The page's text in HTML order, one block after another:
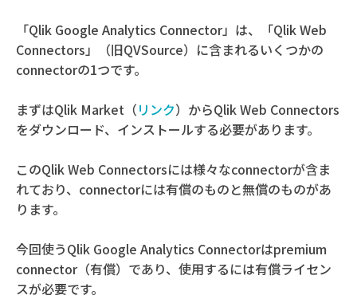
「Qlik Google Analytics Connector」は、「Qlik Web
Connectors」（旧QVSource）に含まれるいくつかの
connectorの1つです。
まずはQlik Market（リンク）からQlik Web Connectors
をダウンロード、インストールする必要があります。
このQlik Web Connectorsには様々なconnectorが含ま
れており、connectorには有償のものと無償のものがあ
ります。
今回使うQlik Google Analytics Connectorはpremium
connector（有償）であり、使用するには有償ライセン
スが必要です。